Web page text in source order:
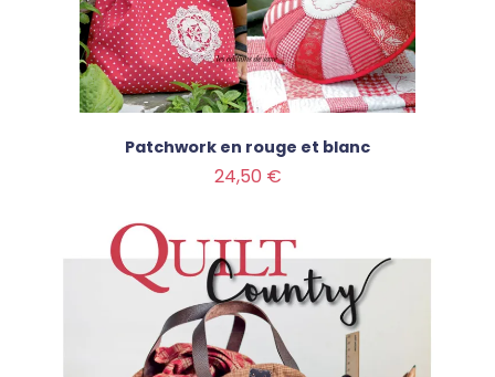
Patchwork en rouge et blanc
24,50 €